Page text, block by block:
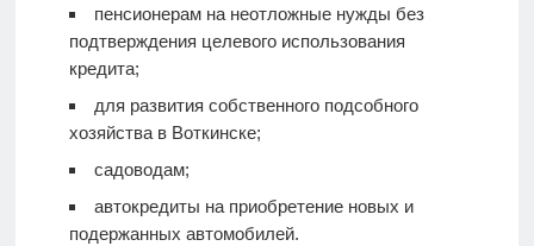
пенсионерам на неотложные нужды без
подтверждения целевого использования
кредита;
для развития собственного подсобного
хозяйства в Воткинске;
садоводам;
автокредиты на приобретение новых и
подержанных автомобилей.